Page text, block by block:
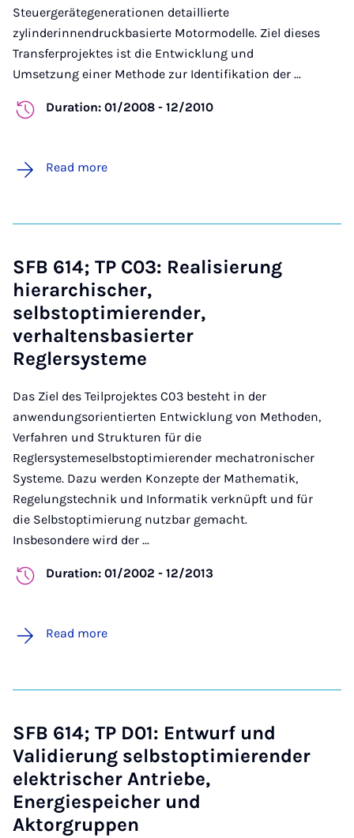
Steuergerätegenerationen detaillierte
zylinderinnendruckbasierte Motormodelle. Ziel dieses
Transferprojektes ist die Entwicklung und
Umsetzung einer Methode zur Identifikation der ...
Duration: 01/2008 - 12/2010
Read more
SFB 614; TP C03: Realisierung
hierarchischer,
selbstoptimierender,
verhaltensbasierter
Reglersysteme
Das Ziel des Teilprojektes C03 besteht in der
anwendungsorientierten Entwicklung von Methoden,
Verfahren und Strukturen für die
Reglersystemeselbstoptimierender mechatronischer
Systeme. Dazu werden Konzepte der Mathematik,
Regelungstechnik und Informatik verknüpft und für
die Selbstoptimierung nutzbar gemacht.
Insbesondere wird der ...
Duration: 01/2002 - 12/2013
Read more
SFB 614; TP D01: Entwurf und
Validierung selbstoptimierender
elektrischer Antriebe,
Energiespeicher und
Aktorgruppen